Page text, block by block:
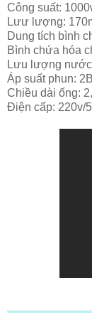
Công suất:
Lưư lượng:
Dung tích bình
Bình chứa hóa
Lưu lượng
Áp suất phun:
Chiều dài ống:
Điện cấp: 220v/